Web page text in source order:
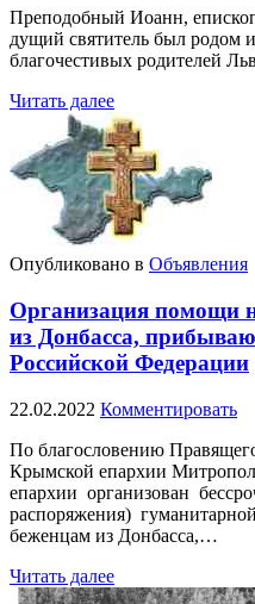
Пре­по­доб­ный Иоанн,
ду­щий свя­ти­тель был ро­дом
бла­го­че­сти­вых ро­ди­те­лей
Читать далее
Опубликовано в Объявления
Организация помощи
из Донбасса,
Российской Федерации
22.02.2022 Комментировать
По благословению
Крымской епархии
епархии организован
распоряжения)
беженцам из Донбасса,…
Читать далее